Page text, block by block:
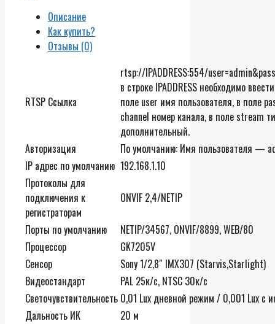
Описание
Как купить?
Отзывы (0)
RTSP Ссылка
rtsp://IPADDRESS:554/
в строке IPADDRESS необходимо
поле user имя пользователя, в поле
channel номер канала, в поле stream
дополнительный.
Авторизация
По умолчанию: Имя пользователя —
IP адрес по умолчанию 192.168.1.10
Протоколы для
подключения к
регистраторам
ONVIF 2,4/NETIP
Порты по умолчанию
NETIP/34567, ONVIF/8899, WEB/80
Процессор
GK7205V
Сенсор
Sony 1/2,8″ IMX307 (Starvis,Starlight)
Видеостандарт
PAL 25к/c, NTSC 30к/c
Светочувствительность 0,01 Lux дневной режим / 0,001 Lux с
Дальность ИК
20 м